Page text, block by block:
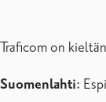
Traficom on
Suomenlahti: